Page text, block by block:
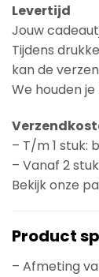
Levertijd
Jouw
Tijdens
kan de
We houden
– T/m 1 stuk:
– Vanaf 2
Bekijk onze
Product
– Afmeting